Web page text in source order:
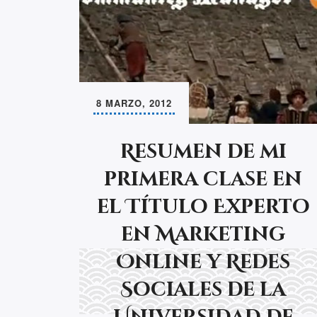
Resumen de mi
primera clase en
el Título Experto
en Marketing
Online y Redes
Sociales de la
8 MARZO, 2012